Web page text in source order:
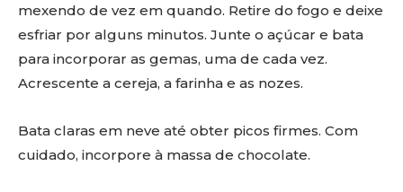
mexendo de vez em quando. Retire do fogo e deixe
esfriar por alguns minutos. Junte o açúcar e bata
para incorporar as gemas, uma de cada vez.
Acrescente a cereja, a farinha e as nozes.
Bata claras em neve até obter picos firmes. Com
cuidado, incorpore à massa de chocolate.